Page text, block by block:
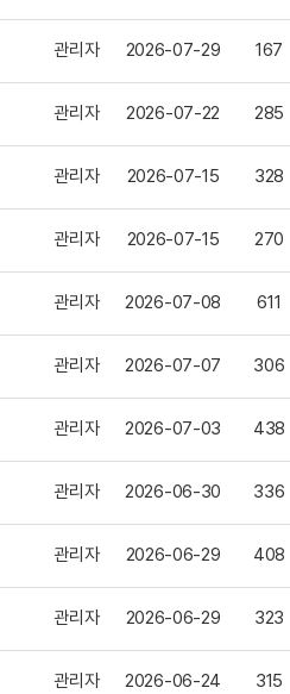
관리자 2026-07-29 167
관리자 2026-07-22 285
관리자 2026-07-15 328
관리자 2026-07-15 270
관리자 2026-07-08 611
관리자 2026-07-07 306
관리자 2026-07-03 438
관리자 2026-06-30 336
관리자 2026-06-29 408
관리자 2026-06-29 323
관리자 2026-06-24 315